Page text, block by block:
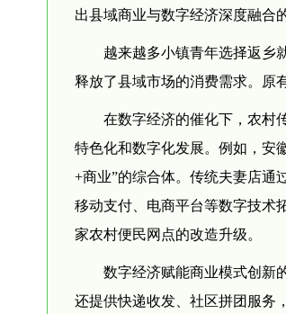
出县域商业与数字经济深度融合
越来越多小镇青年选择返乡
释放了县域市场的消费需求。原
在数字经济的催化下，农村
特色化和数字化发展。例如，安
+商业”的综合体。传统夫妻店通
移动支付、电商平台等数字技术
家农村便民网点的改造升级。
数字经济赋能商业模式创新
还提供快递收发、社区拼团服务